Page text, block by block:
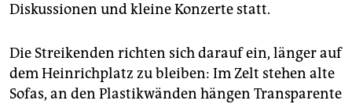
Diskussionen und kleine Konzerte statt.
Die Streikenden richten sich darauf ein, länger auf
dem Heinrichplatz zu bleiben: Im Zelt stehen alte
Sofas, an den Plastikwänden hängen Transparente